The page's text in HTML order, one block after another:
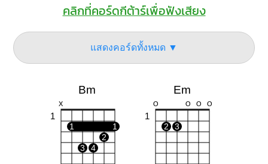
คลิกที่คอร์ดกีต้าร์เพื่อฟังเสียง
แสดงคอร์ดทั้งหมด ▼
Bm
X
1
1
1
2
3
4
Em
O O O O
1
2 3